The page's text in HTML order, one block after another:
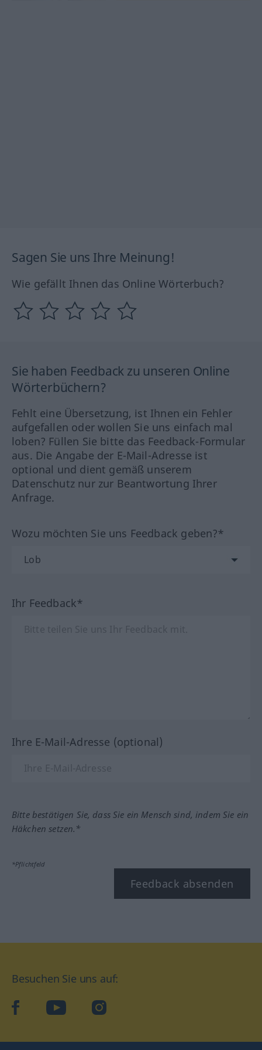
Sagen Sie uns Ihre Meinung!
Wie gefällt Ihnen das Online Wörterbuch?
Sie haben Feedback zu unseren Online
Wörterbüchern?
Fehlt eine Übersetzung, ist Ihnen ein Fehler
aufgefallen oder wollen Sie uns einfach mal
loben? Füllen Sie bitte das Feedback-Formular
aus. Die Angabe der E-Mail-Adresse ist
optional und dient gemäß unserem
Datenschutz nur zur Beantwortung Ihrer
Anfrage.
Wozu möchten Sie uns Feedback geben?*
Ihr Feedback*
Ihre E-Mail-Adresse (optional)
Bitte bestätigen Sie, dass Sie ein Mensch sind, indem Sie ein
Häkchen setzen.*
*Pflichtfeld
Feedback absenden
Besuchen Sie uns auf:
facebookYouTube Instagram